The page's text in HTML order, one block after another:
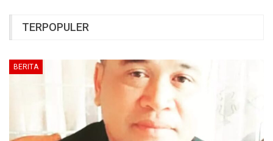
TERPOPULER
BERITA